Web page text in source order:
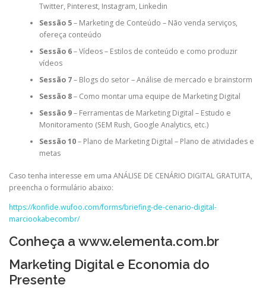
Twitter, Pinterest, Instagram, Linkedin
Sessão 5– Marketing de Conteúdo – Não venda serviços,
ofereça conteúdo
Sessão 6– Vídeos – Estilos de conteúdo e como produzir
vídeos
Sessão 7– Blogs do setor – Análise de mercado e brainstorm
Sessão 8– Como montar uma equipe de Marketing Digital
Sessão 9– Ferramentas de Marketing Digital – Estudo e
Monitoramento (SEM Rush, Google Analytics, etc.)
Sessão 10– Plano de Marketing Digital – Plano de atividades e
metas
Caso tenha interesse em uma ANÁLISE DE CENÁRIO DIGITAL GRATUITA,
preencha o formulário abaixo:
https://konfide.wufoo.com/forms/briefing-de-cenario-digital-
marciookabecombr/
Conheça a www.elementa.com.br
Marketing Digital e Economia do
Presente